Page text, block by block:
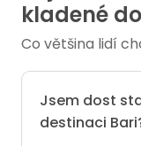
kladené
Co většina lidí
Jsem dost
destinaci